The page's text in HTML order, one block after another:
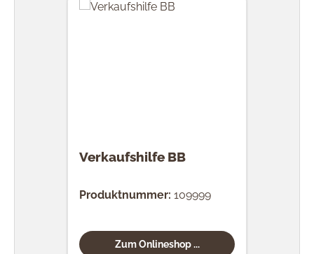
Verkaufshilfe BB
Produktnummer: 109999
Zum Onlineshop ...